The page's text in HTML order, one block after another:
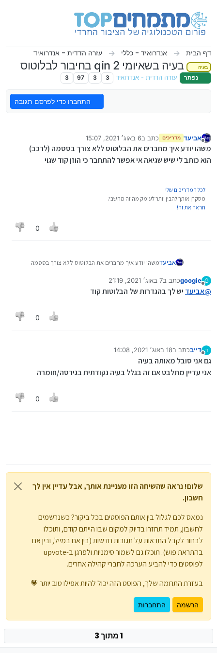
דף הבית אנדרואיד - כללי עזרה הדדית - אנדרואיד
בעיה בעיה בשאיומי qin 2 בחיבור לבלוטוס
נפתר עזרה הדדית - אנדרואיד 3
3
97
3
התחברו כדי לפרסם תגובה
מנותק
אביעד מדריכים כתב ב6 באוג׳ 2021, 15:07
נערך לאחרונה על ידי
משהו יודע איך מחברים את הבלוטוס ללא צורך בססמה (לרכב)
הוא כותב לי שיש שגיאה אי אפשר להתחבר כי הוזן קוד שגוי
לכל המדריכים שלי
מסקרן אותך להבין יותר לעומק מה זה מחשב?
תראה את זה!
0
אביעדמשהו יודע איך מחברים את הבלוטוס ללא צורך בססמה
הוא כותב לי שיש שגיאה אי אפשר להתחבר כי הוזן קוד שגוי
G
googieכתב ב7 באוג׳ 2021, 21:19
נערך לאחרונה על ידי
@אביעד יש לך בהגדרות של הבלוטות קוד
0
ד
מנותק
דייבכתב ב18 באוג׳ 2021, 14:08
נערך לאחרונה על ידי
גם אני סובל מאותה בעיה
אני עדיין מתלבט אם זה בגלל בעיה נקודתית בגירסה/חומרה
0
שלום! נראה שהשיחה הזו מעניינת אותך, אבל עדיין אין לך
חשבון.
נמאס לכם לגלול בין אותם הפוסטים בכל ביקור? כשנרשמים
לחשבון, תמיד תחזרו בדיוק למקום שבו הייתם קודם, ותוכלו
לבחור לקבל התראות על תגובות חדשות (בין אם במייל, ובין אם
בהתראת פוש). תוכלו גם לשמור סימניות ולפרגן ב-upvote
לפוסטים כדי להביע הערכה לחברי קהילה אחרים.
בעזרת התרומה שלך, הפוסט הזה יכול להיות אפילו טוב יותר 💗
הרשמה התחברות
1 מתוך 3